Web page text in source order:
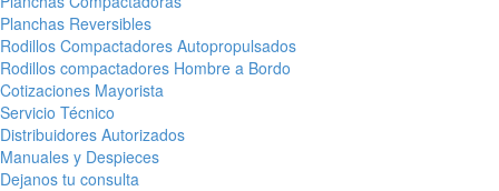
Planchas Reversibles
Rodillos Compactadores Autopropulsados
Rodillos compactadores Hombre a Bordo
Cotizaciones Mayorista
Servicio Técnico
Distribuidores Autorizados
Manuales y Despieces
Dejanos tu consulta